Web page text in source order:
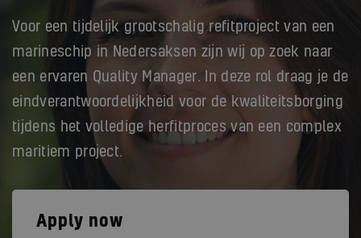
Voor een tijdelijk grootschalig refitproject van een
marineschip in Nedersaksen zijn wij op zoek naar
een ervaren Quality Manager. In deze rol draag je de
eindverantwoordelijkheid voor de kwaliteitsborging
tijdens het volledige herfitproces van een complex
maritiem project.
Apply now